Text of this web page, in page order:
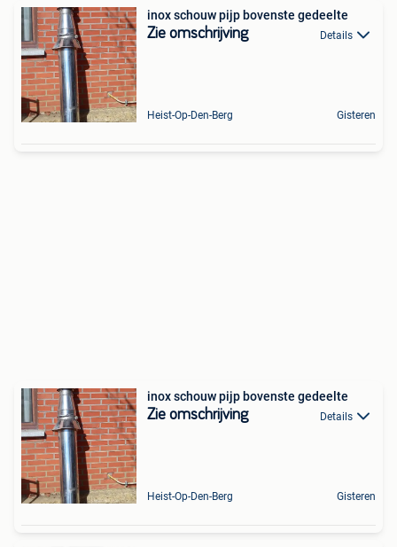
inox schouw pijp bovenste gedeelte
Zie omschrijving Details
Heist-Op-Den-Berg Gisteren
inox schouw pijp bovenste gedeelte
Zie omschrijving Details
Heist-Op-Den-Berg Gisteren